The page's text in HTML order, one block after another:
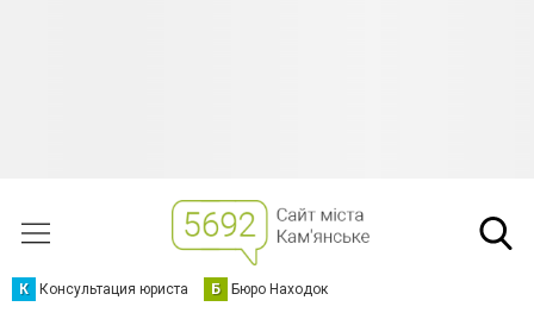
К Консультация юриста Б Бюро Находок